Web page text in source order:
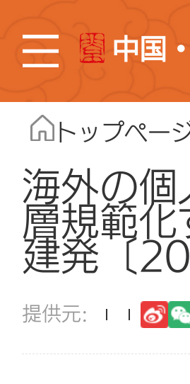
中国
トップペー
海外の
層規範
建発〔